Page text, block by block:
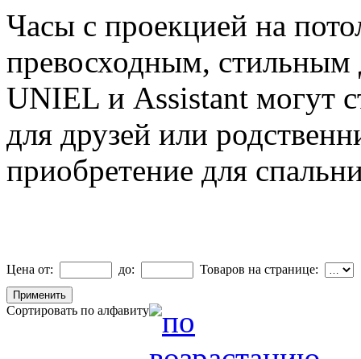
Часы с проекцией на
превосходным,
UNIEL и Assistant могут
для друзей или
приобретение для
Цена от: до: Товаров на странице:
Сортировать по алфавиту